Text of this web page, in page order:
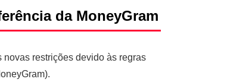
da MoneyGram
restrições devido às regras